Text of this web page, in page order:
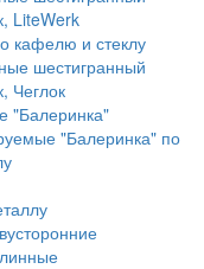
LiteWerk
кафелю и стеклу
шестигранный
Чеглок
"Балеринка"
"Балеринка" по